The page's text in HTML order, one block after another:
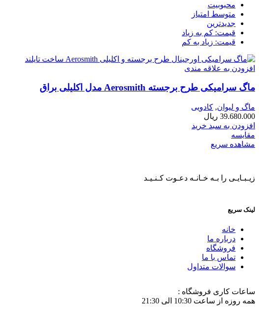
محبوبیت
متوسط امتیاز
جدیدترین
قیمت: کم به زیاد
قیمت: زیاد به کم
افزودن به علاقه مندی
ماگ سرامیکی طرح برجسته Aerosmith مدل اکلیلی براق
ماگ و لیوان, کادویی
39.680.000 ریال
افزودن به سبد خرید
مقایسه
مشاهده سریع
زیـبـایـی را بـه خـانـه دعـوت کـنـیـد
لینک سریع
خانه
درباره ما
فروشگاه
تماس با ما
سوالات متداول
ساعات کاری فروشگاه :
همه روزه از ساعت 10:30 الی 21:30